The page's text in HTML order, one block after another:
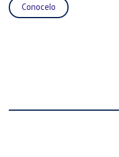
Conocelo